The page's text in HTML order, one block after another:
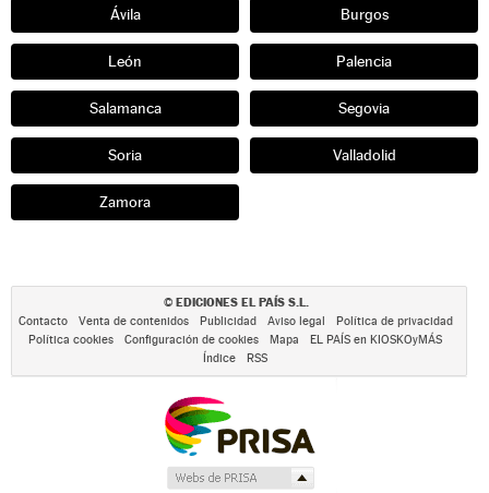
Ávila Burgos
León Palencia
Salamanca Segovia
Soria Valladolid
Zamora
© EDICIONES EL PAÍS S.L.
Contacto Venta de contenidos Publicidad Aviso legal
Política de privacidad
Política cookies
Configuración de cookies Mapa
EL PAÍS en KIOSKOyMÁS
Índice
RSS